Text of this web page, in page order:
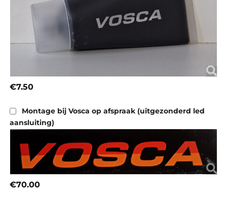
€7.50
Montage bij Vosca op afspraak (uitgezonderd led
aansluiting)
€70.00